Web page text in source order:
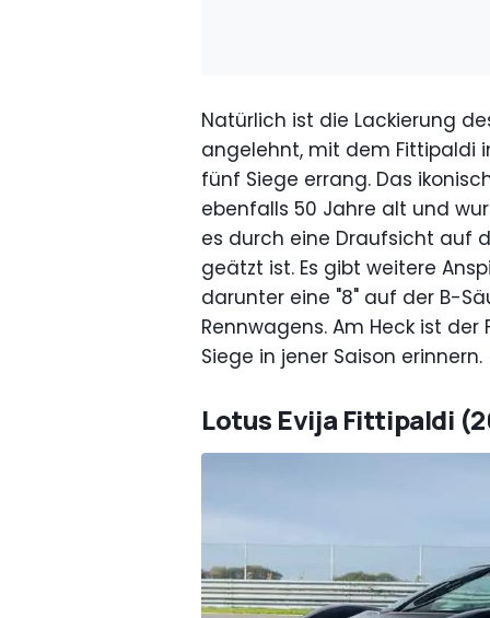
Natürlich ist die Lackierung
angelehnt, mit dem Fittipaldi
fünf Siege errang. Das
ebenfalls 50 Jahre alt und
es durch eine Draufsicht auf
geätzt ist. Es gibt weitere
darunter eine "8" auf der B-
Rennwagens. Am Heck ist
Siege in jener Saison erinnern.
Lotus Evija Fittipaldi